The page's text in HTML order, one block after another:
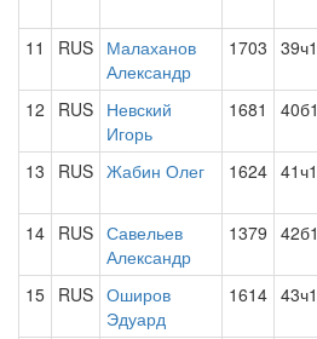
11 RUS Малаханов
Александр
1703 39ч1
12 RUS Невский
Игорь
1681 40б1
13 RUS Жабин Олег 1624 41ч1
14 RUS Савельев
Александр
1379 42б1
15 RUS Оширов
Эдуард
1614 43ч1